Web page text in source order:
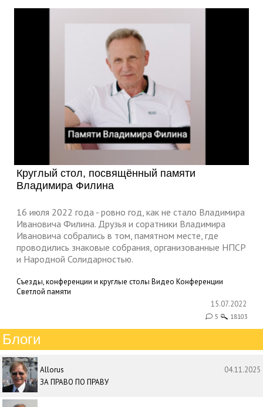
Круглый стол, посвящённый памяти
Владимира Филина
16 июля 2022 года - ровно год, как не стало Владимира
Ивановича Филина. Друзья и соратники Владимира
Ивановича собрались в том, памятном месте, где
проводились знаковые собрания, организованные НПСР
и Народной Солидарностью.
Съезды, конференции и круглые столы Видео Конференции
Светлой памяти
15.07.2022
5 18103
Блоги
Allorus
04.11.2025
ЗА ПРАВО ПО ПРАВУ